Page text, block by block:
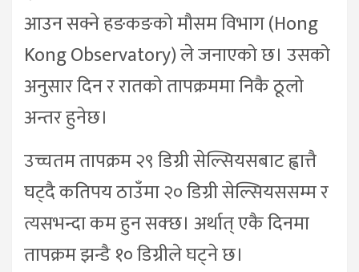
आउन सक्ने हङकङको मौसम विभाग (Hong
Kong Observatory) ले जनाएको छ। उसको
अनुसार दिन र रातको तापक्रममा निकै ठूलो
अन्तर हुनेछ।
उच्चतम तापक्रम २९ डिग्री सेल्सियसबाट ह्वात्तै
घट्दै कतिपय ठाउँमा २० डिग्री सेल्सियससम्म र
त्यसभन्दा कम हुन सक्छ। अर्थात् एकै दिनमा
तापक्रम झन्डै १० डिग्रीले घट्ने छ।